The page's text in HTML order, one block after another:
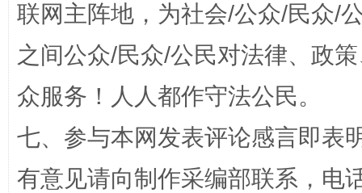
完善运行机制助力责任有效落实 一纸欠
联网主阵地，为社会/公众/民众/
之间公众/民众/公民对法律、政
众服务！人人都作守法公民。
七、参与本网发表评论感言即表
有意见请向制作采编部联系，电